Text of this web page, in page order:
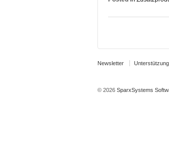
Newsletter Unterstützung
© 2026 SparxSystems